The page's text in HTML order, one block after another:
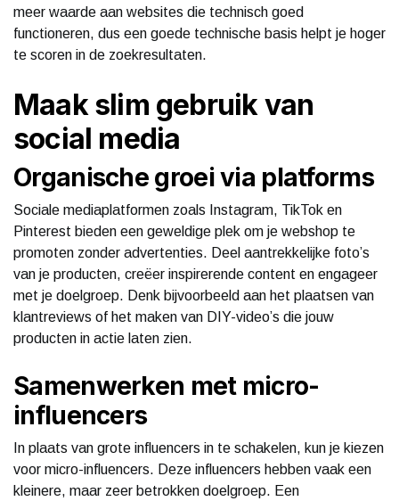
meer waarde aan websites die technisch goed
functioneren, dus een goede technische basis helpt je hoger
te scoren in de zoekresultaten.
Maak slim gebruik van
social media
Organische groei via platforms
Sociale mediaplatformen zoals Instagram, TikTok en
Pinterest bieden een geweldige plek om je webshop te
promoten zonder advertenties. Deel aantrekkelijke foto’s
van je producten, creëer inspirerende content en engageer
met je doelgroep. Denk bijvoorbeeld aan het plaatsen van
klantreviews of het maken van DIY-video’s die jouw
producten in actie laten zien.
Samenwerken met micro-
influencers
In plaats van grote influencers in te schakelen, kun je kiezen
voor micro-influencers. Deze influencers hebben vaak een
kleinere, maar zeer betrokken doelgroep. Een